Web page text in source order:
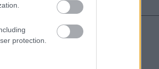
protection.